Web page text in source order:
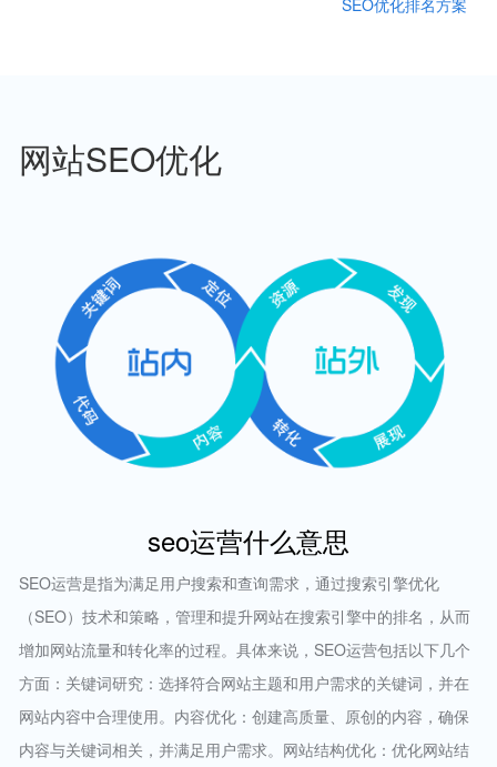
SEO优化排名方案
网站SEO优化
seo运营什么意思
SEO运营是指为满足用户搜索和查询需求，通过搜索引擎优化
（SEO）技术和策略，管理和提升网站在搜索引擎中的排名，从而
增加网站流量和转化率的过程。具体来说，SEO运营包括以下几个
方面：关键词研究：选择符合网站主题和用户需求的关键词，并在
网站内容中合理使用。内容优化：创建高质量、原创的内容，确保
内容与关键词相关，并满足用户需求。网站结构优化：优化网站结